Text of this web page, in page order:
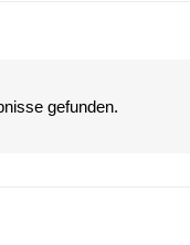
gefunden.